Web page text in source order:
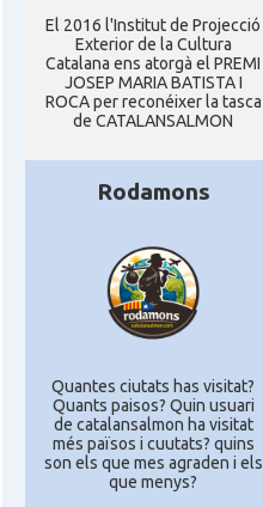
El 2016 l'Institut de Projecció
Exterior de la Cultura
Catalana ens atorgà el PREMI
JOSEP MARIA BATISTA I
ROCA per reconéixer la tasca
de CATALANSALMON
Rodamons
Quantes ciutats has visitat?
Quants paisos? Quin usuari
de catalansalmon ha visitat
més països i cuutats? quins
son els que mes agraden i els
que menys?